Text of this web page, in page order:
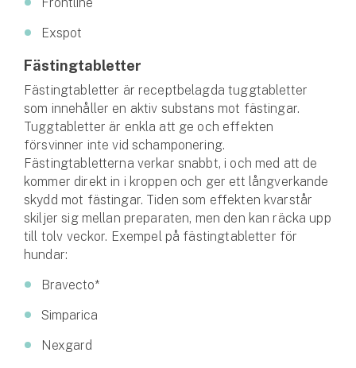
Exspot
Fästingtabletter
Fästingtabletter är receptbelagda tuggtabletter
som innehåller en aktiv substans mot fästingar.
Tuggtabletter är enkla att ge och effekten
försvinner inte vid schamponering.
Fästingtabletterna verkar snabbt, i och med att de
kommer direkt in i kroppen och ger ett långverkande
skydd mot fästingar. Tiden som effekten kvarstår
skiljer sig mellan preparaten, men den kan räcka upp
till tolv veckor. Exempel på fästingtabletter för
hundar:
Bravecto*
Simparica
Nexgard